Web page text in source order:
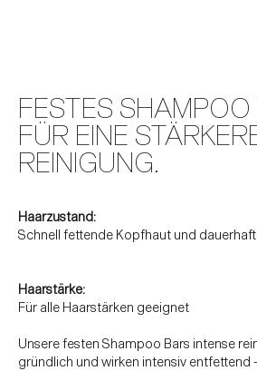
FESTES SHAMPOO
FÜR EINE
REINIGUNG.
Haarzustand:
Schnell fettende Kopfhaut und
Haarstärke:
Für alle Haarstärken geeignet
Unsere festen Shampoo Bars intense
gründlich und wirken intensiv entfettend